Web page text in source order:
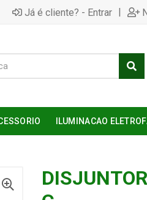
Já é cliente? - Entrar |
ILUMINACAO